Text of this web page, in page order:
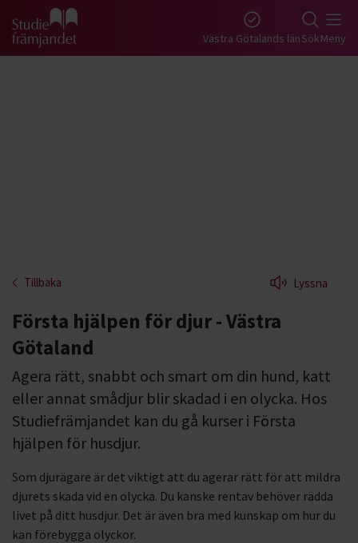
Gå till studiefrämjandets startsida Västra Götalands länSökMeny
Tillbaka Lyssna
Första hjälpen för djur - Västra
Götaland
Agera rätt, snabbt och smart om din hund, katt
eller annat smådjur blir skadad i en olycka. Hos
Studiefrämjandet kan du gå kurser i Första
hjälpen för husdjur.
Som djurägare är det viktigt att du agerar rätt för att mildra
djurets skada vid en olycka. Du kanske rentav behöver rädda
livet på ditt husdjur. Det är även bra med kunskap om hur du
kan förebygga olyckor.